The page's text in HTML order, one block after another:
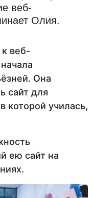
веб-
Олия.
веб-
Она
сайт для
училась,
ею сайт на